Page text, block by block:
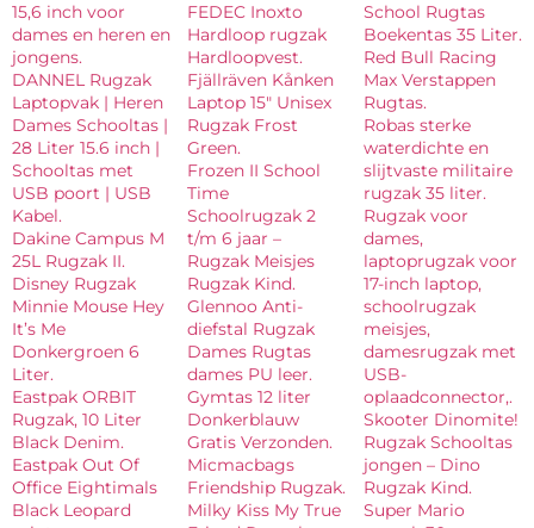
15,6 inch voor
dames en heren en
jongens.
DANNEL Rugzak
Laptopvak | Heren
Dames Schooltas |
28 Liter 15.6 inch |
Schooltas met
USB poort | USB
Kabel.
Dakine Campus M
25L Rugzak II.
Disney Rugzak
Minnie Mouse Hey
It’s Me
Donkergroen 6
Liter.
Eastpak ORBIT
Rugzak, 10 Liter
Black Denim.
Eastpak Out Of
Office Eightimals
Black Leopard
FEDEC Inoxto
Hardloop rugzak
Hardloopvest.
Fjällräven Kånken
Laptop 15″ Unisex
Rugzak Frost
Green.
Frozen II School
Time
Schoolrugzak 2
t/m 6 jaar –
Rugzak Meisjes
Rugzak Kind.
Glennoo Anti-
diefstal Rugzak
Dames Rugtas
dames PU leer.
Gymtas 12 liter
Donkerblauw
Gratis Verzonden.
Micmacbags
Friendship Rugzak.
Milky Kiss My True
School Rugtas
Boekentas 35 Liter.
Red Bull Racing
Max Verstappen
Rugtas.
Robas sterke
waterdichte en
slijtvaste militaire
rugzak 35 liter.
Rugzak voor
dames,
laptoprugzak voor
17-inch laptop,
schoolrugzak
meisjes,
damesrugzak met
USB-
oplaadconnector,.
Skooter Dinomite!
Rugzak Schooltas
jongen – Dino
Rugzak Kind.
Super Mario